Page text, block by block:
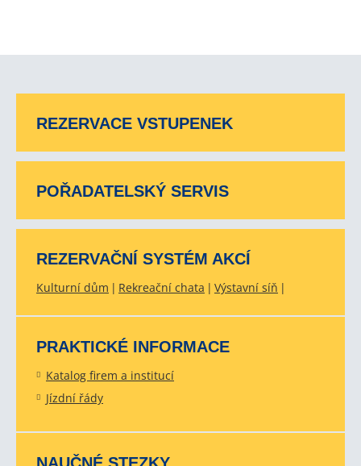
REZERVACE VSTUPENEK
POŘADATELSKÝ SERVIS
REZERVAČNÍ SYSTÉM AKCÍ
Kulturní dům Rekreační chata Výstavní síň
PRAKTICKÉ INFORMACE
Katalog firem a institucí
Jízdní řády